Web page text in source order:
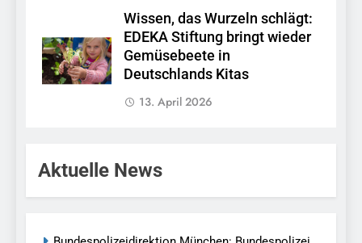
Wissen, das Wurzeln schlägt:
EDEKA Stiftung bringt wieder
Gemüsebeete in
Deutschlands Kitas
13. April 2026
Aktuelle News